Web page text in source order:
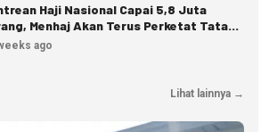
Haji Nasional Capai 5,8 Juta
Menhaj Akan Terus Perketat Tata
ago
Lihat lainnya →